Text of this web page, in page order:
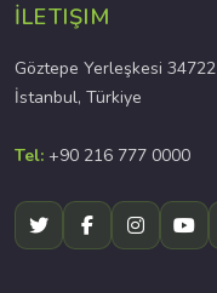
İLETIŞIM
Göztepe Yerleşkesi 34722
İstanbul, Türkiye
Tel: +90 216 777 0000